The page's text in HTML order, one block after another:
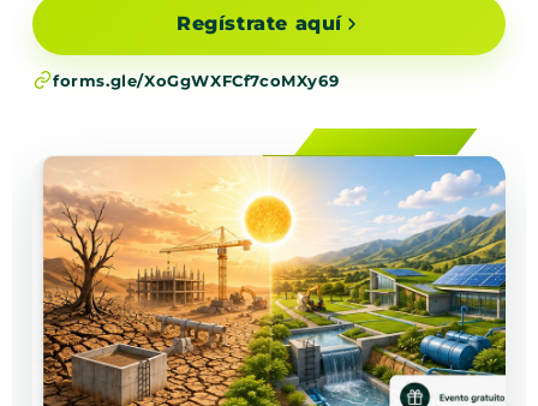
Regístrate aquí
forms.gle/XoGgWXFCf7coMXy69